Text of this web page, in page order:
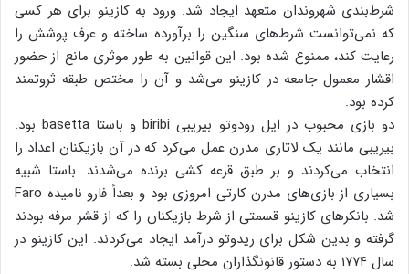
شرط‌بندی شهروندان متعهد ایجاد شد. ورود به کازینو برای هر کسی
که نمی‌توانست شرط‌های سنگین را برآورده ساخته و عرف پوشش را
رعایت کند، ممنوع شده بود. این قوانین به طور موثری مانع از حضور
اقشار معمول جامعه در کازینو می‌شد و آن را مختص طبقه ثروتمند
کرده بود.
دو بازی محبوب در ایل رودوتو بیریبی biribi و باستا basetta بود.
بیریبی مانند یک لاتاری مدرن عمل می‌کرد که در آن بازیکنان اعداد را
انتخاب می‌کردند و بر طبق قرعه کشی برنده می‌شدند. باستا شبیه
بسیاری از بازی‌های مدرن کارتی امروزی بود و بعداً فارو نامیده Faro
شد. بانکرهای کازینو قسمتی از شرط بازیکنان را که از قشر مرفه بودند
گرفته و بدین شکل برای ریدوتو درآمد ایجاد می‌کردند. این کازینو در
سال ۱۷۷۴ به دستور قانونگذاران محلی بسته شد.